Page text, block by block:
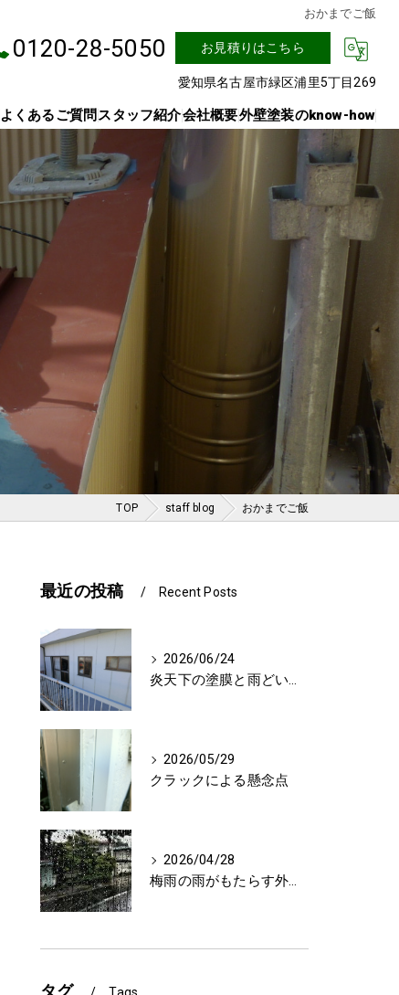
おかまでご飯
0120-28-5050 お見積りはこちら
愛知県名古屋市緑区浦里5丁目269
よくあるご質問 スタッフ紹介会社概要外壁塗装のknow-how
TOP staff blog おかまでご飯
最近の投稿 Recent Posts
2026/06/24
炎天下の塗膜と雨どいに対する影響
2026/05/29
クラックによる懸念点
2026/04/28
梅雨の雨がもたらす外壁への影響と雨どい破損の懸念点
タグ